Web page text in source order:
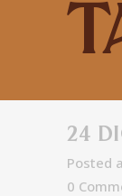
24
Posted
0